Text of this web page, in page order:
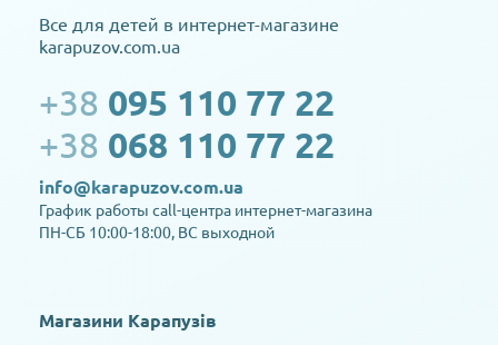
Все для детей в интернет-магазине
karapuzov.com.ua
+38 095 110 77 22
+38 068 110 77 22
info@karapuzov.com.ua
График работы call-центра интернет-магазина
ПН-СБ 10:00-18:00, ВС выходной
Магазини Карапузів